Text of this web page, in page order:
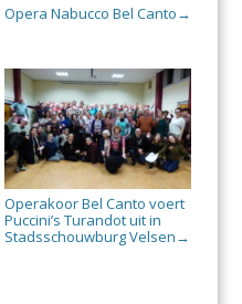
Opera Nabucco Bel Canto →
Operakoor Bel Canto voert
Puccini’s Turandot uit in
Stadsschouwburg Velsen →